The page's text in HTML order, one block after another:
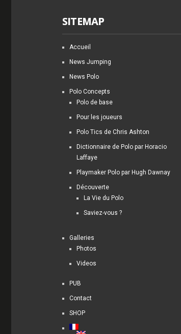
SITEMAP
Accueil
News Jumping
News Polo
Polo Concepts
Polo de base
Pour les joueurs
Polo Tics de Chris Ashton
Dictionnaire de Polo par Horacio
Laffaye
Playmaker Polo par Hugh Dawnay
Découverte
La Vie du Polo
Saviez-vous ?
Galleries
Photos
Videos
PUB
Contact
SHOP